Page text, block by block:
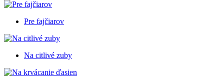
Pre fajčiarov
Na citlivé zuby